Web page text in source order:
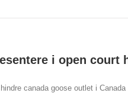
i open court
canada goose outlet i